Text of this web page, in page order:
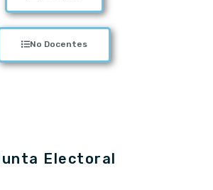
No Docentes
Electoral